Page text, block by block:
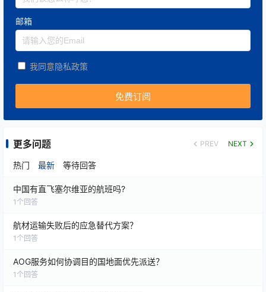
邮箱
我同意隐私政策
更多问题 PREV NEXT
热门 最新 等待回答
中国有直飞塞尔维亚的航班吗?
1 个回答
航材运输失败后的应急替代方案？
1 个回答
AOG服务如何协调目的国地面优先派送？
1 个回答